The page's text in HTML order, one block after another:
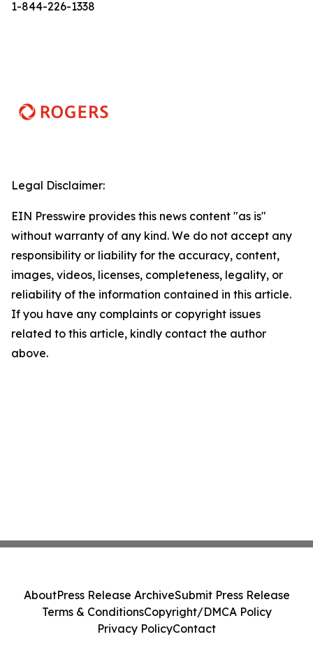
1-844-226-1338
Legal Disclaimer:
EIN Presswire provides this news content "as is"
without warranty of any kind. We do not accept any
responsibility or liability for the accuracy, content,
images, videos, licenses, completeness, legality, or
reliability of the information contained in this article.
If you have any complaints or copyright issues
related to this article, kindly contact the author
above.
AboutPress Release ArchiveSubmit Press Release
Terms & ConditionsCopyright/DMCA Policy
Privacy PolicyContact